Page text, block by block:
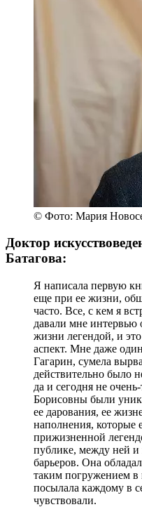
© Фото: Мария
Доктор
Батагова:
Я написала первую
еще при ее жизни,
часто. Все, с кем я
давали мне интервью
жизни легендой, и
аспект. Мне даже
Гагарин, сумела
действительно было
да и сегодня не
Борисовны были
ее дарования, ее
наполнения, которые
прижизненной
публике, между ней и
барьеров. Она
таким погружением в
посылала каждому в
чувствовали.